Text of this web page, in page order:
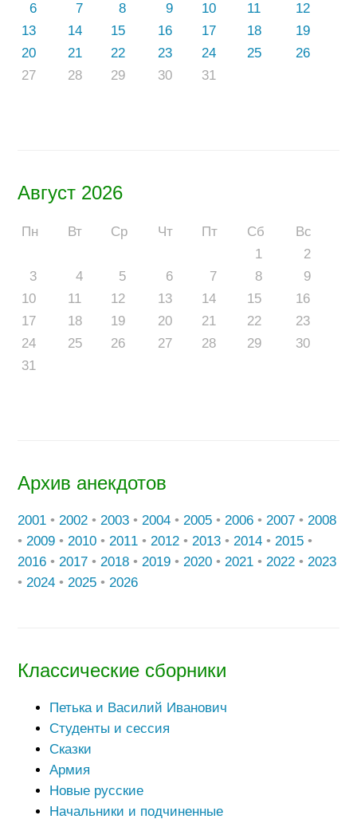
6
7 8 9 10 11
12
13
14 15 16 17 18
19
20
21 22 23 24 25
26
27
28 29 30 31
Август 2026
Пн Вт Ср Чт Пт Сб
Вс
1
2
3
4 5 6 7 8
9
10
11 12 13 14 15
16
17
18 19 20 21 22
23
24
25 26 27 28 29
30
31
Архив анекдотов
2001 • 2002 • 2003 • 2004 • 2005 • 2006 • 2007 • 2008
• 2009 • 2010 • 2011 • 2012 • 2013 • 2014 • 2015 •
2016 • 2017 • 2018 • 2019 • 2020 • 2021 • 2022 • 2023
• 2024 • 2025 • 2026
Классические сборники
Петька и Василий Иванович
Студенты и сессия
Сказки
Армия
Новые русские
Начальники и подчиненные